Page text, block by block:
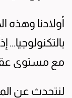
أولادنا وهذه
مع مستوى
لنتحدث عن